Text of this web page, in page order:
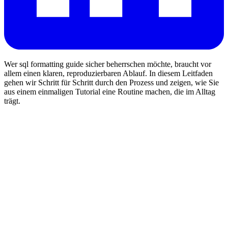
Wer sql formatting guide sicher beherrschen möchte, braucht vor
allem einen klaren, reproduzierbaren Ablauf. In diesem Leitfaden
gehen wir Schritt für Schritt durch den Prozess und zeigen, wie Sie
aus einem einmaligen Tutorial eine Routine machen, die im Alltag
trägt.